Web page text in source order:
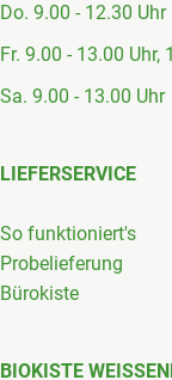
Do. 9.00 - 12.30 Uhr
Fr. 9.00 - 13.00 Uhr,
Sa. 9.00 - 13.00 Uhr
LIEFERSERVICE
So funktioniert's
Probelieferung
Bürokiste
BIOKISTE